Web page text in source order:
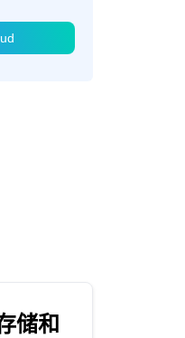
储和